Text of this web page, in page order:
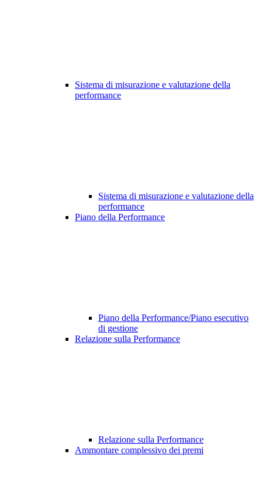
Sistema di misurazione e valutazione della
performance
Sistema di misurazione e valutazione della
performance
Piano della Performance
Piano della Performance/Piano esecutivo
di gestione
Relazione sulla Performance
Relazione sulla Performance
Ammontare complessivo dei premi